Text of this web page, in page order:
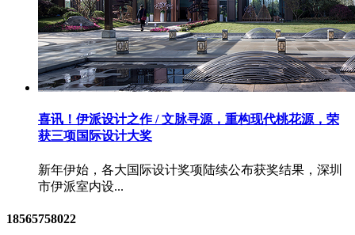
喜讯！伊派设计之作 / 文脉寻源，重构现代桃花源，荣
获三项国际设计大奖
新年伊始，各大国际设计奖项陆续公布获奖结果，深圳
市伊派室内设...
18565758022